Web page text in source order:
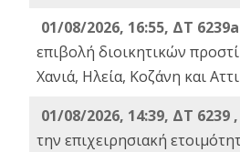
01/08/2026, 16:55, ΔΤ
επιβολή διοικητικών
Χανιά, Ηλεία, Κοζάνη και
01/08/2026, 14:39, ΔΤ 6239 ,
την επιχειρησιακή